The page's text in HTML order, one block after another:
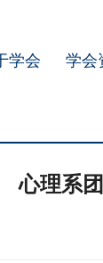
学会 学会
心理系